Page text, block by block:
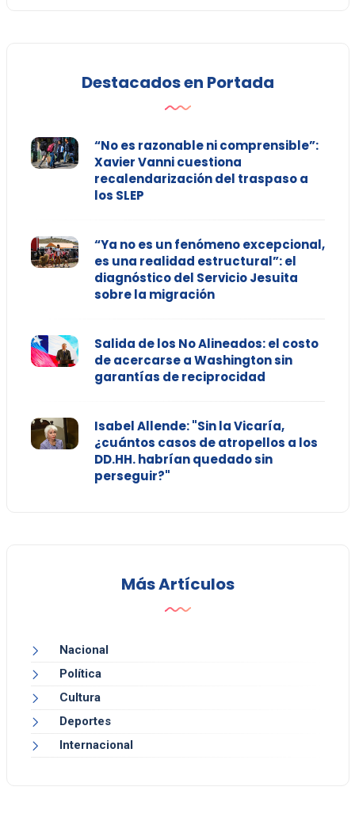
Destacados en Portada
“No es razonable ni comprensible”:
Xavier Vanni cuestiona
recalendarización del traspaso a
los SLEP
“Ya no es un fenómeno excepcional,
es una realidad estructural”: el
diagnóstico del Servicio Jesuita
sobre la migración
Salida de los No Alineados: el costo
de acercarse a Washington sin
garantías de reciprocidad
Isabel Allende: "Sin la Vicaría,
¿cuántos casos de atropellos a los
DD.HH. habrían quedado sin
perseguir?"
Más Artículos
Nacional
Política
Cultura
Deportes
Internacional